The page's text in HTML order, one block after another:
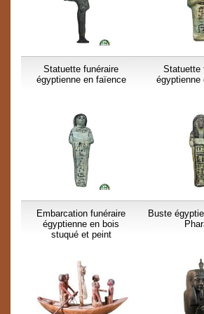
Statuette funéraire
égyptienne en faïence
Statuette
égyptienne
Embarcation funéraire
égyptienne en bois
stuqué et peint
Buste